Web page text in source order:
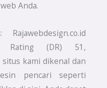
Anda.
: Rajawebdesign.co.id
Rating (DR) 51,
kami dikenal dan
pencari seperti